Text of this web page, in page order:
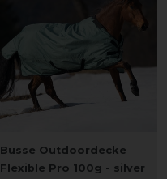
Busse Outdoordecke
Flexible Pro 100g - silver